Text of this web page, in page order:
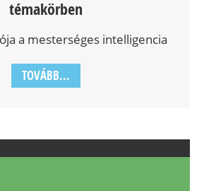
témakörben
a mesterséges intelligencia
TOVÁBB...